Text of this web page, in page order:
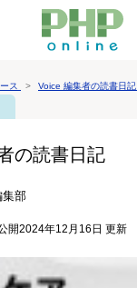
ス Voice 編集者の読書日記
の読書日記
集部
開2024年12月16日 更新